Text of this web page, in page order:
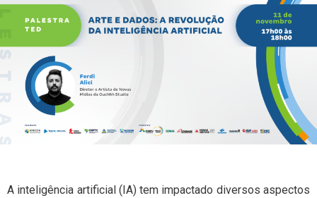
A inteligência artificial (IA) tem impactado diversos aspectos